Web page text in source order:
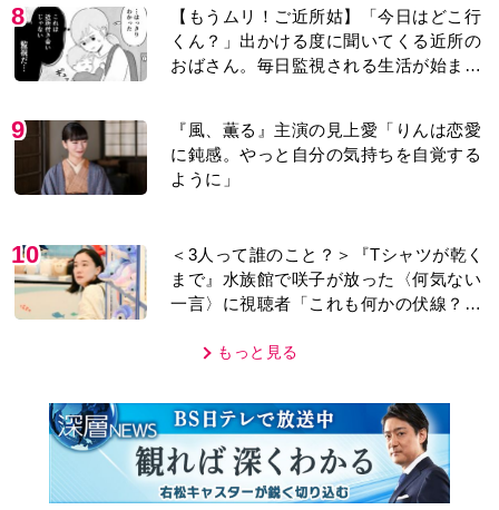
8
【もうムリ！ご近所姑】「今日はどこ行
くん？」出かける度に聞いてくる近所の
おばさん。毎日監視される生活が始ま
9
『風、薫る』主演の見上愛「りんは恋愛
に鈍感。やっと自分の気持ちを自覚する
ように」
10
＜3人って誰のこと？＞『Tシャツが乾く
まで』水族館で咲子が放った〈何気ない
一言〉に視聴者「これも何かの伏線？」
もっと見る